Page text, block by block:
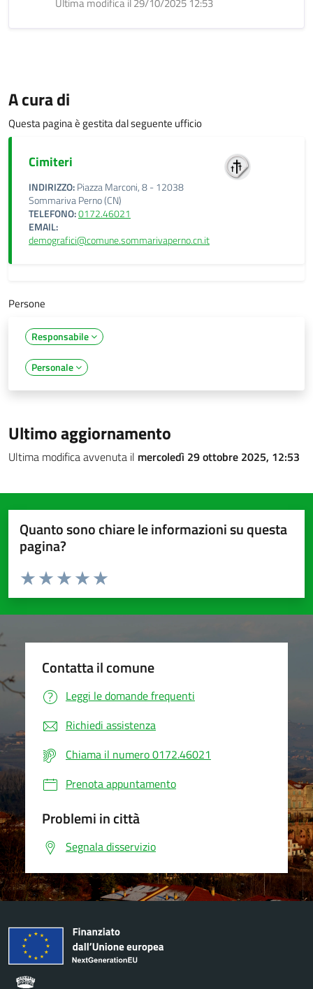
A cura di
Questa pagina è gestita dal seguente ufficio
Cimiteri
INDIRIZZO:Piazza Marconi, 8 - 12038
Sommariva Perno (CN)
TELEFONO:0172.46021
EMAIL:
demografici@comune.sommarivaperno.cn.it
Persone
Responsabile
Personale
Ultimo aggiornamento
Ultima modifica avvenuta il mercoledì 29 ottobre 2025, 12:53
Quanto sono chiare le informazioni su questa
pagina?
Valuta da 1 a 5 stelle la pagina
Valuta 5 stelle su 5
Valuta 4 stelle su 5
Valuta 3 stelle su 5
Valuta 2 stelle su 5
Valuta 1 stelle su 5
Contatta il comune
Leggi le domande frequenti
Richiedi assistenza
Chiama il numero 0172.46021
Prenota appuntamento
Problemi in città
Segnala disservizio